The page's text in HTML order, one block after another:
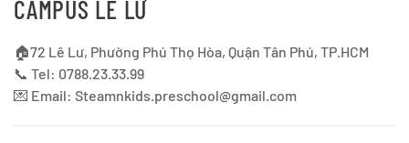
CAMPUS LÊ LƯ
🏠72 Lê Lư, Phường Phú Thọ Hòa, Quận Tân Phú, TP.HCM
📞 Tel: 0788.23.33.99
💌 Email: Steamnkids.preschool@gmail.com